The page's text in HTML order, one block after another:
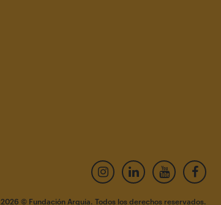
2026 © Fundación Arquia. Todos los derechos reservados.